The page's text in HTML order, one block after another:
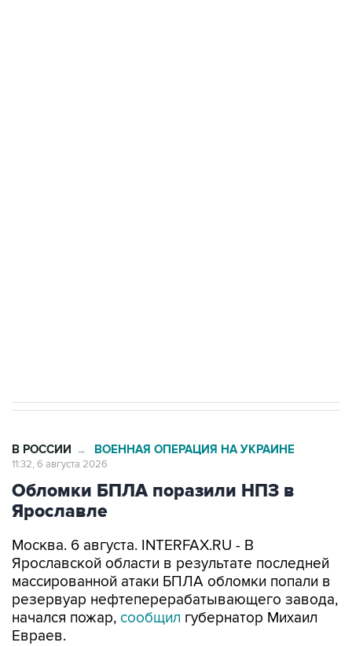
В РОССИИ → ВОЕННАЯ ОПЕРАЦИЯ НА УКРАИНЕ
11:32, 6 августа 2026
Обломки БПЛА поразили НПЗ в
Ярославле
Москва. 6 августа. INTERFAX.RU - В
Ярославской области в результате последней
массированной атаки БПЛА обломки попали в
резервуар нефтеперерабатывающего завода,
начался пожар, сообщил губернатор Михаил
Евраев.